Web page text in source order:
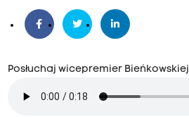
Posłuchaj wicepremier Bieńkowskiej